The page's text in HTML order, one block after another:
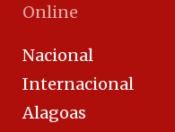
Online
Nacional
Internacional
Alagoas